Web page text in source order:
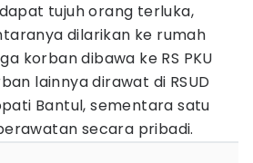
tujuh orang terluka,
dilarikan ke rumah
korban dibawa ke RS PKU
lainnya dirawat di RSUD
Bantul, sementara satu
secara pribadi.